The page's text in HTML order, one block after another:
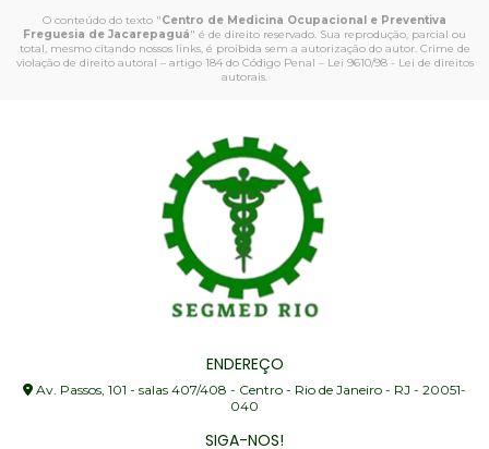
O conteúdo do texto "Centro de Medicina Ocupacional e Preventiva
Freguesia de Jacarepaguá" é de direito reservado. Sua reprodução, parcial ou
total, mesmo citando nossos links, é proibida sem a autorização do autor. Crime de
violação de direito autoral – artigo 184 do Código Penal – Lei 9610/98 - Lei de direitos
autorais.
ENDEREÇO
Av. Passos, 101 - salas 407/408 - Centro - Rio de Janeiro - RJ - 20051-
040
SIGA-NOS!